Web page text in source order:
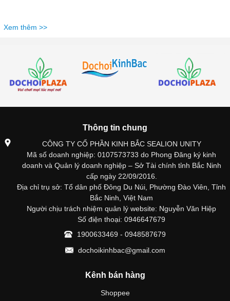
Xem thêm >>
Thông tin chung
CÔNG TY CỔ PHẦN KINH BẮC SEALION UNITY
Mã số doanh nghiệp: 0107573733 do Phong Đăng ký kinh
doanh và Quản lý doanh nghiệp – Sở Tài chính tỉnh Bắc Ninh
cấp ngày 22/09/2016.
Địa chỉ trụ sở: Tổ dân phố Đông Du Núi, Phường Đào Viên, Tỉnh
Bắc Ninh, Việt Nam
Người chịu trách nhiệm quản lý website: Nguyễn Văn Hiệp
Số điện thoại: 0946647679
1900633469 - 0948587679
dochoikinhbac@gmail.com
Kênh bán hàng
Shoppee